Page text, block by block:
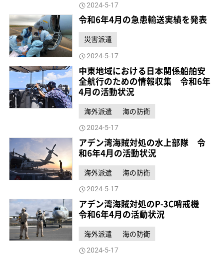
2024-5-17
令和6年4月の急患輸送実績を発表
災害派遣
2024-5-17
中東地域における日本関係船舶安
全航行のための情報収集 令和6年
4月の活動状況
海外派遣 海の防衛
2024-5-17
アデン湾海賊対処の水上部隊 令
和6年4月の活動状況
海外派遣 海の防衛
2024-5-17
アデン湾海賊対処のP-3C哨戒機
令和6年4月の活動状況
海外派遣 海の防衛
2024-5-17